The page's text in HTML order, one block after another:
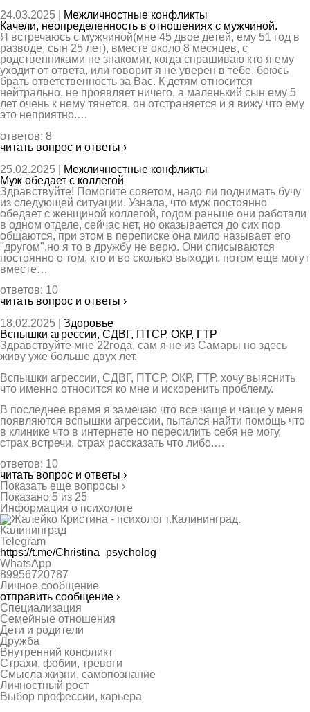
24.03.2025 |
Межличностные конфликты
Качели, неопределенность в отношениях с мужчиной.
Я встречаюсь с мужчиной(мне 45 двое детей, ему 51 год в
разводе, сын 25 лет), вместе около 8 месяцев, с
родственниками не знакомит, когда спрашиваю кто я ему
уходит от ответа, или говорит я не уверен в тебе, боюсь
брать ответственность за Вас. К детям относится
нейтрально, не проявляет ничего, а маленький сын ему 5
лет очень к нему тянется, он отстраняется и я вижу что ему
это неприятно.…
ответов: 8
читать вопрос и ответы ›
25.02.2025 |
Межличностные конфликты
Муж обедает с коллегой
Здравствуйте! Помогите советом, надо ли поднимать бучу
из следующей ситуации. Узнала, что муж постоянно
обедает с женщиной коллегой, годом раньше они работали
в одном отделе, сейчас нет, но оказывается до сих пор
общаются, при этом в переписке она мило называет его
"другом",но я то в дружбу не верю. Они списываются
постоянно о том, кто и во сколько выходит, потом еще могут
вместе…
ответов: 10
читать вопрос и ответы ›
18.02.2025 | Здоровье
Вспышки агрессии, СДВГ, ПТСР, ОКР, ГТР
Здравствуйте мне 22года, сам я не из Самары но здесь
живу уже больше двух лет.
Вспышки агрессии, СДВГ, ПТСР, ОКР, ГТР, хочу выяснить
что именно относится ко мне и искоренить проблему.
В последнее время я замечаю что все чаще и чаще у меня
появляются вспышки агрессии, пытался найти помощь что
в клинике что в интернете но пересилить себя не могу,
страх встречи, страх рассказать что либо.…
ответов: 10
читать вопрос и ответы ›
Показать еще вопросы ›
Показано 5 из 25
Информация о психологе
Калининград
Telegram
https://t.me/Christina_psycholog
WhatsApp
89956720787
Личное сообщение
отправить сообщение ›
Специализация
Семейные отношения
Дети и родители
Дружба
Внутренний конфликт
Страхи, фобии, тревоги
Смысла жизни, самопознание
Личностный рост
Выбор профессии, карьера